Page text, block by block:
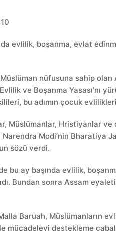
evlilik, boşanma, evlat
nüfusuna sahip
ve Boşanma Yasası’nı
bu adımın çocuk
Müslümanlar, Hristiyanlar
Modi’nin Bharatiya
sözü verdi.
bu ay başında evlilik,
Bundan sonra Assam
Baruah, Müslümanların
mücadeleyi destekleme